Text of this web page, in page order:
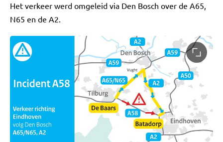
Het verkeer werd omgeleid via Den Bosch over de A65,
N65 en de A2.